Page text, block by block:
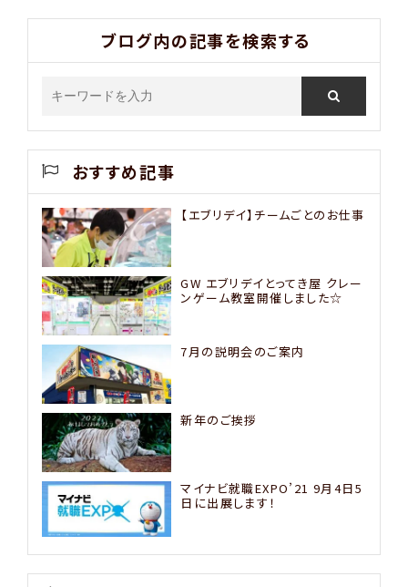
ブログ内の記事を検索する
おすすめ記事
【エブリデイ】チームごとのお仕事
GW エブリデイとってき屋 クレー
ンゲーム教室開催しました☆
7月の説明会のご案内
新年のご挨拶
マイナビ就職EXPO’21 9月4日5
日に出展します！